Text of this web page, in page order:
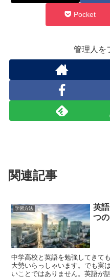
Pocket
管理人を
関連記事
学習方法
英
つ
中学高校と英語を勉強してきて
大勢いらっしゃいます。でも実
いことではありません。英語が